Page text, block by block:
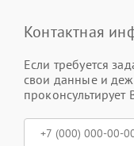
Контактная
Если требуется
свои данные и
проконсультирует